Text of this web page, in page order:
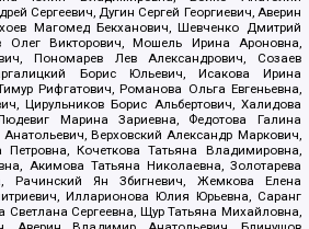
Сергеевич, Дугин Сергей Георгиевич, Аверин
Магомед Бекханович, Шевченко Дмитрий
Олег Викторович, Мошель Ирина Ароновна,
Пономарев Лев Александрович, Созаев
Борис Юльевич, Исакова Ирина
Рифгатович, Романова Ольга Евгеньевна,
Цирульников Борис Альбертович, Халидова
Марина Зариевна, Федотова Галина
Верховский Александр Маркович,
Кочеткова Татьяна Владимировна,
Акимова Татьяна Николаевна, Золотарева
Рачинский Ян Збигневич, Жемкова Елена
Илларионова Юлия Юрьевна, Саранг
Светлана Сергеевна, Щур Татьяна Михайловна,